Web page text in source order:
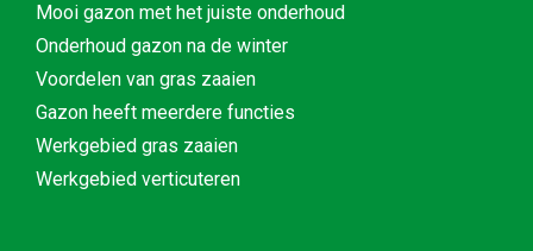
Mooi gazon met het juiste onderhoud
Onderhoud gazon na de winter
Voordelen van gras zaaien
Gazon heeft meerdere functies
Werkgebied gras zaaien
Werkgebied verticuteren